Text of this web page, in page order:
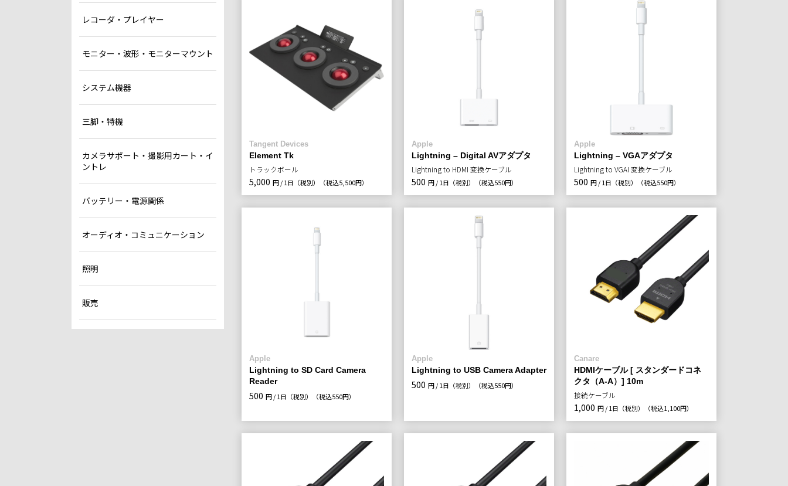
Tangent Devices
Element Tk
トラックボール
5,000 円 / 1日（税別） （税込5,500円）
Apple
Lightning – Digital AVアダプタ
Lightning to HDMI 変換ケーブル
500 円 / 1日（税別） （税込550円）
Apple
Lightning – VGAアダプタ
Lightning to VGAI 変換ケーブル
500 円 / 1日（税別） （税込550円）
Apple
Lightning to SD Card Camera
Reader
500 円 / 1日（税別） （税込550円）
Apple
Lightning to USB Camera Adapter
500 円 / 1日（税別） （税込550円）
Canare
HDMIケーブル [ スタンダードコネ
クタ（A-A）] 10m
接続ケーブル
1,000 円 / 1日（税別） （税込1,100円）
レコーダ・プレイヤー
モニター・波形・モニターマウント
システム機器
三脚・特機
カメラサポート・撮影用カート・イ
ントレ
バッテリー・電源関係
オーディオ・コミュニケーション
照明
販売